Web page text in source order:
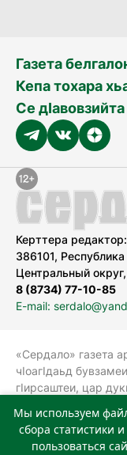
Газета
Кепа тохара
Се
Керттера
386101,
Центральный
8 (8734) 77-10-85
E-mail:
«Сердало» газета
чIоагIдаьд
гIирсаштеи, цар
болхлоша
Реестровая
Мы используем
сбора статистики
пользоваться